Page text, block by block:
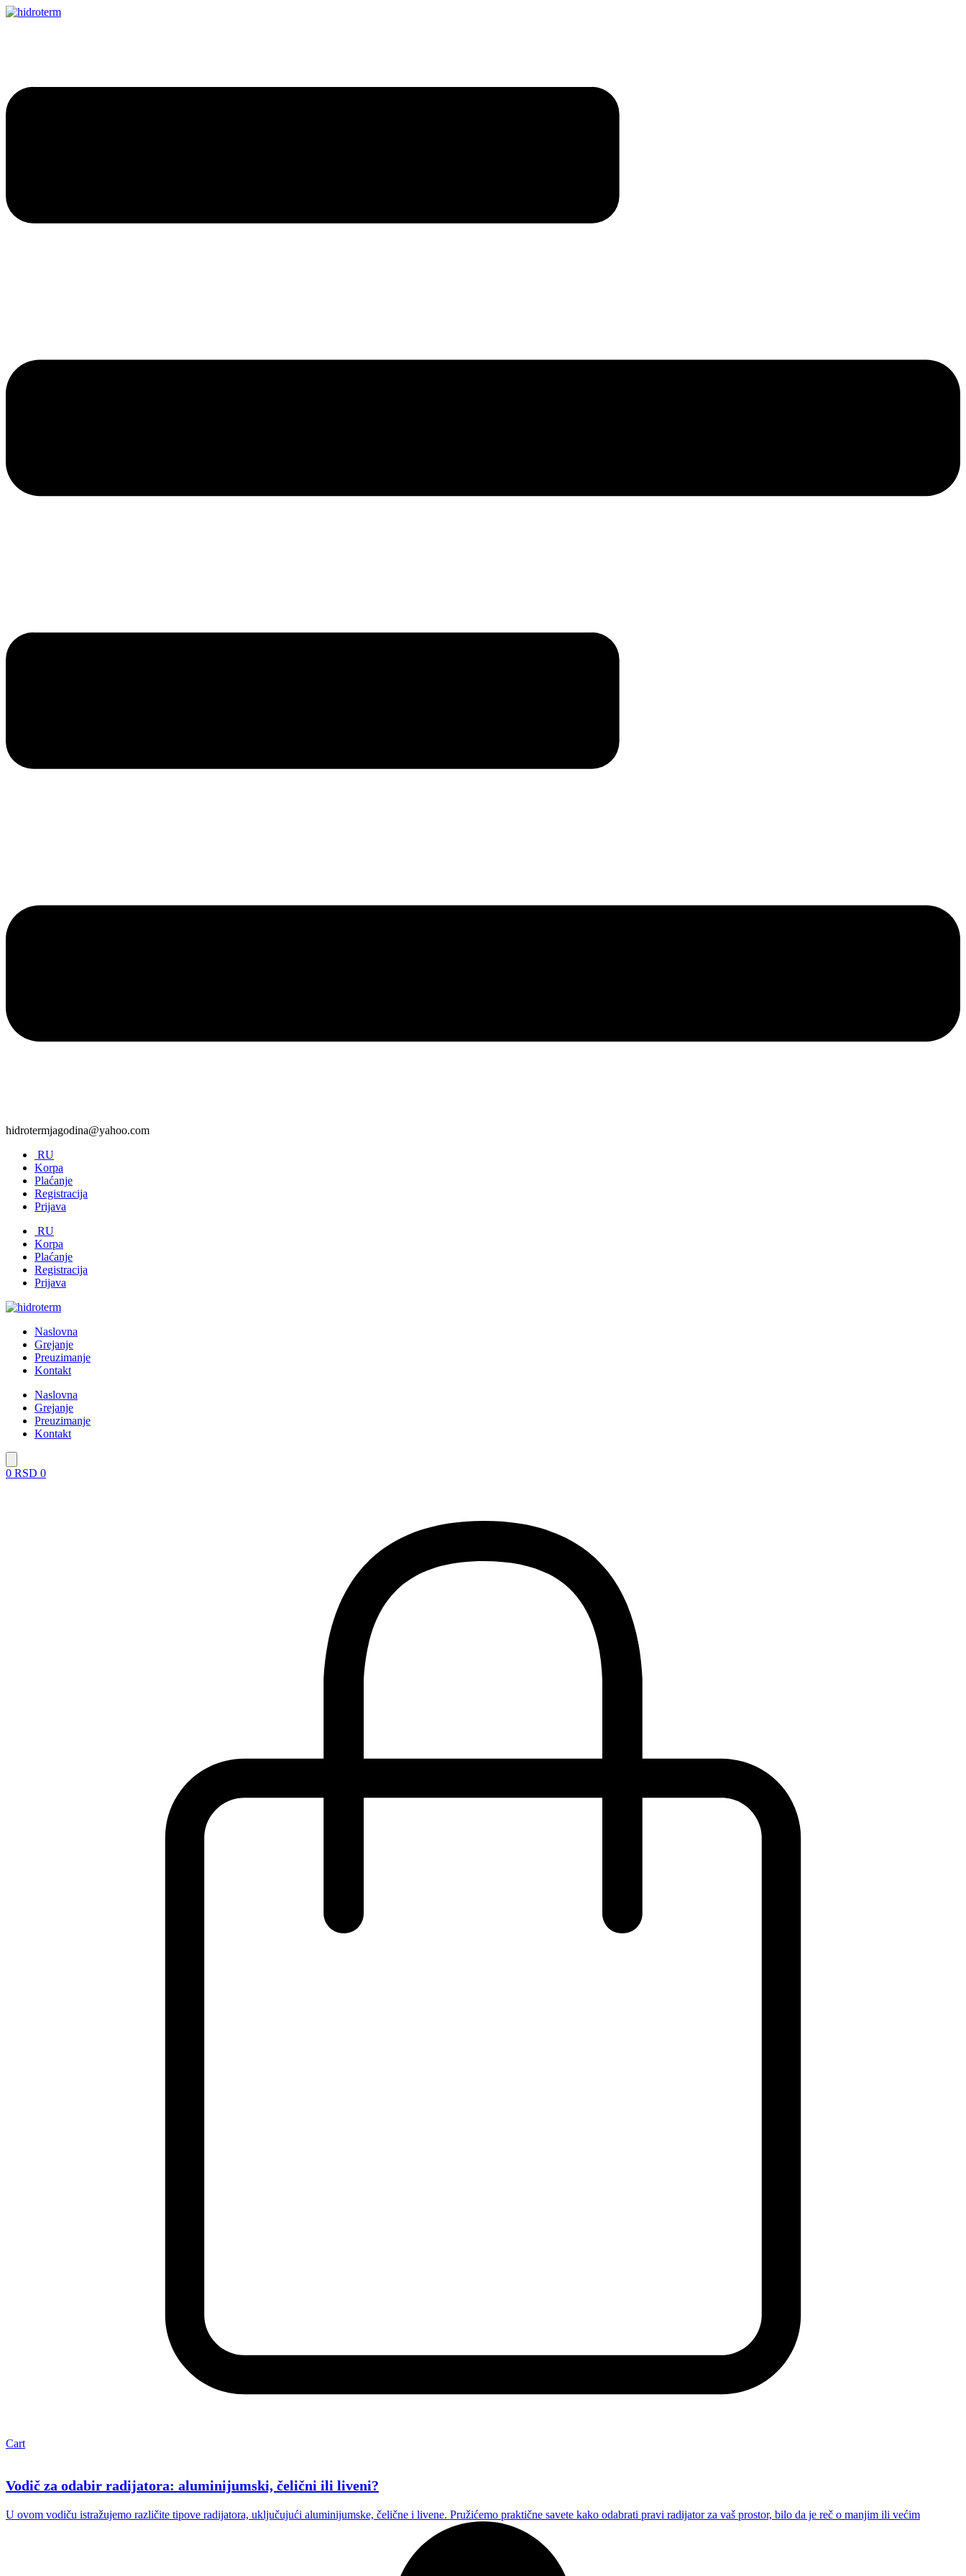
hidrotermjagodina@yahoo.com
RU
Korpa
Plaćanje
Registracija
Prijava
RU
Korpa
Plaćanje
Registracija
Prijava
Naslovna
Grejanje
Preuzimanje
Kontakt
Naslovna
Grejanje
Preuzimanje
Kontakt
0 RSD 0
Cart
Vodič za odabir radijatora: aluminijumski, čelični ili liveni?
U ovom vodiču istražujemo različite tipove radijatora, uključujući aluminijumske, čelične i livene. Pružićemo praktične savete kako odabrati pravi radijator za vaš prostor, bilo da je reč o manjim ili većim